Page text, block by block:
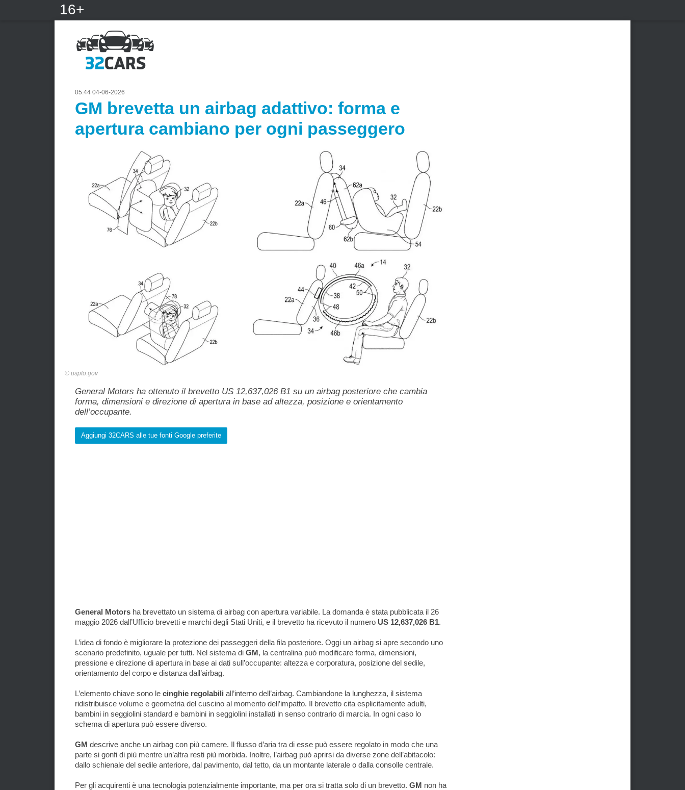
16+
05:44 04-06-2026
GM brevetta un airbag adattivo: forma e
apertura cambiano per ogni passeggero
uspto.gov
General Motors ha ottenuto il brevetto US 12,637,026 B1 su un airbag posteriore che cambia
forma, dimensioni e direzione di apertura in base ad altezza, posizione e orientamento
dell’occupante.
Aggiungi 32CARS alle tue fonti Google preferite
General Motors ha brevettato un sistema di airbag con apertura variabile. La domanda è stata pubblicata il 26
maggio 2026 dall’Ufficio brevetti e marchi degli Stati Uniti, e il brevetto ha ricevuto il numero US 12,637,026 B1.
L’idea di fondo è migliorare la protezione dei passeggeri della fila posteriore. Oggi un airbag si apre secondo uno
scenario predefinito, uguale per tutti. Nel sistema di GM, la centralina può modificare forma, dimensioni,
pressione e direzione di apertura in base ai dati sull’occupante: altezza e corporatura, posizione del sedile,
orientamento del corpo e distanza dall’airbag.
L’elemento chiave sono le cinghie regolabili all’interno dell’airbag. Cambiandone la lunghezza, il sistema
ridistribuisce volume e geometria del cuscino al momento dell’impatto. Il brevetto cita esplicitamente adulti,
bambini in seggiolini standard e bambini in seggiolini installati in senso contrario di marcia. In ogni caso lo
schema di apertura può essere diverso.
GM descrive anche un airbag con più camere. Il flusso d’aria tra di esse può essere regolato in modo che una
parte si gonfi di più mentre un’altra resti più morbida. Inoltre, l’airbag può aprirsi da diverse zone dell’abitacolo:
dallo schienale del sedile anteriore, dal pavimento, dal tetto, da un montante laterale o dalla consolle centrale.
Per gli acquirenti è una tecnologia potenzialmente importante, ma per ora si tratta solo di un brevetto. GM non ha